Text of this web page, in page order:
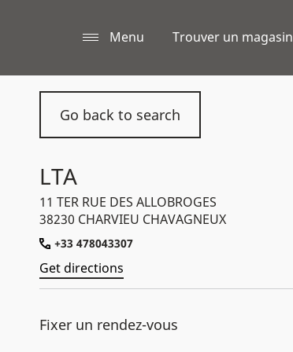
Menu Trouver un magasin
Go back to search
LTA
11 TER RUE DES ALLOBROGES
38230 CHARVIEU CHAVAGNEUX
+33 478043307
Get directions
Fixer un rendez-vous